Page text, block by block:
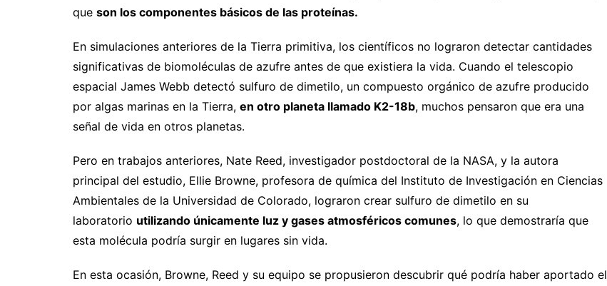
que son los componentes básicos de las proteínas.
En simulaciones anteriores de la Tierra primitiva, los científicos no lograron detectar cantidades
significativas de biomoléculas de azufre antes de que existiera la vida. Cuando el telescopio
espacial James Webb detectó sulfuro de dimetilo, un compuesto orgánico de azufre producido
por algas marinas en la Tierra, en otro planeta llamado K2-18b, muchos pensaron que era una
señal de vida en otros planetas.
Pero en trabajos anteriores, Nate Reed, investigador postdoctoral de la NASA, y la autora
principal del estudio, Ellie Browne, profesora de química del Instituto de Investigación en Ciencias
Ambientales de la Universidad de Colorado, lograron crear sulfuro de dimetilo en su
laboratorio utilizando únicamente luz y gases atmosféricos comunes, lo que demostraría que
esta molécula podría surgir en lugares sin vida.
En esta ocasión, Browne, Reed y su equipo se propusieron descubrir qué podría haber aportado el